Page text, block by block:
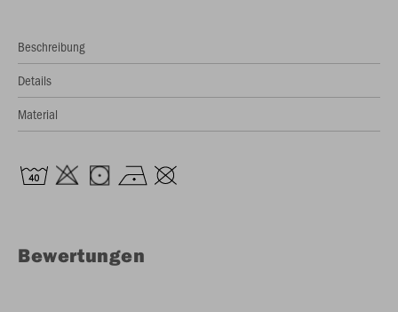
Beschreibung
Details
Material
Bewertungen